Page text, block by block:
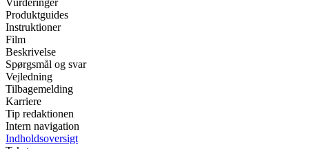
Vurderinger
Produktguides
Instruktioner
Film
Beskrivelse
Spørgsmål og svar
Vejledning
Tilbagemelding
Karriere
Tip redaktionen
Intern navigation
Indholdsoversigt